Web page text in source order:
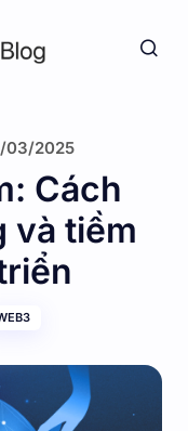
03/2025
Cách
và tiềm